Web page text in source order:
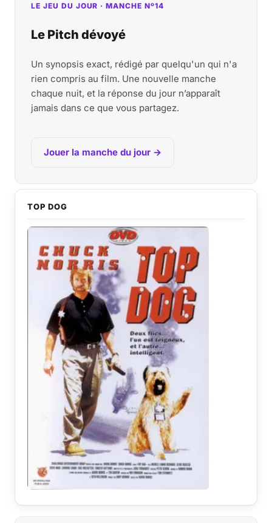
LE JEU DU JOUR · MANCHE Nº14
Le Pitch dévoyé
Un synopsis exact, rédigé par quelqu'un qui n'a
rien compris au film. Une nouvelle manche
chaque nuit, et la réponse du jour n’apparaît
jamais dans ce que vous partagez.
Jouer la manche du jour →
TOP DOG